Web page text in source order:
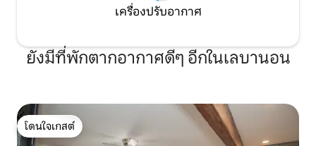
เครื่องปรับอากาศ
ยังมีที่พักตากอากาศดีๆ อีกในเลบานอน
โดนใจเกสต์
โดนใจเกสต์